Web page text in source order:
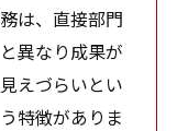
務は、直接部門
と異なり成果が
見えづらいとい
う特徴がありま